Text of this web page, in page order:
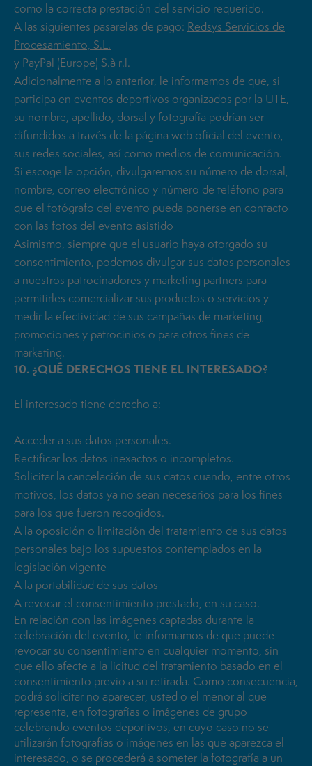
como la correcta prestación del servicio requerido.
A las siguientes pasarelas de pago: Redsys Servicios de
Procesamiento, S.L.
y PayPal (Europe) S.à r.l.
Adicionalmente a lo anterior, le informamos de que, si
participa en eventos deportivos organizados por la UTE,
su nombre, apellido, dorsal y fotografía podrían ser
difundidos a través de la página web oficial del evento,
sus redes sociales, así como medios de comunicación.
Si escoge la opción, divulgaremos su número de dorsal,
nombre, correo electrónico y número de teléfono para
que el fotógrafo del evento pueda ponerse en contacto
con las fotos del evento asistido
Asimismo, siempre que el usuario haya otorgado su
consentimiento, podemos divulgar sus datos personales
a nuestros patrocinadores y marketing partners para
permitirles comercializar sus productos o servicios y
medir la efectividad de sus campañas de marketing,
promociones y patrocinios o para otros fines de
marketing.
10. ¿QUÉ DERECHOS TIENE EL INTERESADO?
El interesado tiene derecho a:
Acceder a sus datos personales.
Rectificar los datos inexactos o incompletos.
Solicitar la cancelación de sus datos cuando, entre otros
motivos, los datos ya no sean necesarios para los fines
para los que fueron recogidos.
A la oposición o limitación del tratamiento de sus datos
personales bajo los supuestos contemplados en la
legislación vigente
A la portabilidad de sus datos
A revocar el consentimiento prestado, en su caso.
En relación con las imágenes captadas durante la
celebración del evento, le informamos de que puede
revocar su consentimiento en cualquier momento, sin
que ello afecte a la licitud del tratamiento basado en el
consentimiento previo a su retirada. Como consecuencia,
podrá solicitar no aparecer, usted o el menor al que
representa, en fotografías o imágenes de grupo
celebrando eventos deportivos, en cuyo caso no se
utilizarán fotografías o imágenes en las que aparezca el
interesado, o se procederá a someter la fotografía a un